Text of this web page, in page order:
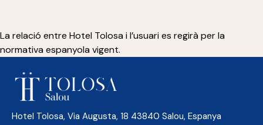
La relació entre Hotel Tolosa i l’usuari es regirà per la
normativa espanyola vigent.
Hotel Tolosa, Via Augusta, 18 43840 Salou, Espanya